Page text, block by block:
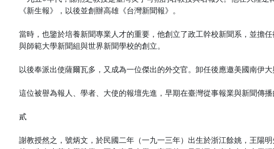
《新生報》，以後並創辦高雄《台灣新聞報》。
當時，也鑒於培養新聞專業人才的重要，他創立了政工幹校新聞系，並擔
與師範大學新聞組與世界新聞學校的創立。
以後奉派出使薩爾瓦多，又成為一位傑出的外交官。卸任後應邀美國南伊
這位被譽為報人、學者、大使的報壇先進，早期在臺灣從事報業與新聞傳
貳
謝教授然之，號炳文，於民國二年（一九一三年）出生於浙江餘姚，王陽